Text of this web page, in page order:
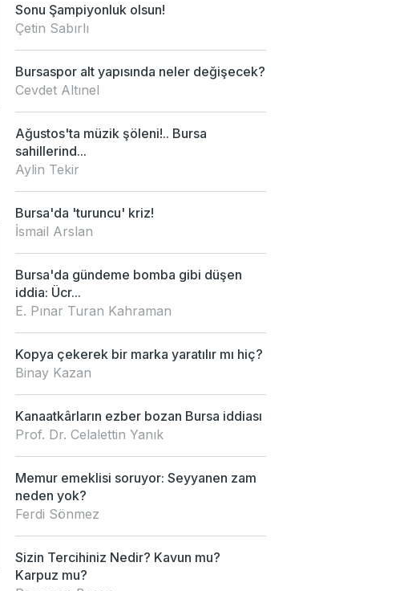
Sonu Şampiyonluk olsun!
Çetin Sabırlı
Bursaspor alt yapısında neler değişecek?
Cevdet Altınel
Ağustos'ta müzik şöleni!.. Bursa
sahillerind...
Aylin Tekir
Bursa'da 'turuncu' kriz!
İsmail Arslan
Bursa'da gündeme bomba gibi düşen
iddia: Ücr...
E. Pınar Turan Kahraman
Kopya çekerek bir marka yaratılır mı hiç?
Binay Kazan
Kanaatkârların ezber bozan Bursa iddiası
Prof. Dr. Celalettin Yanık
Memur emeklisi soruyor: Seyyanen zam
neden yok?
Ferdi Sönmez
Sizin Tercihiniz Nedir? Kavun mu?
Karpuz mu?